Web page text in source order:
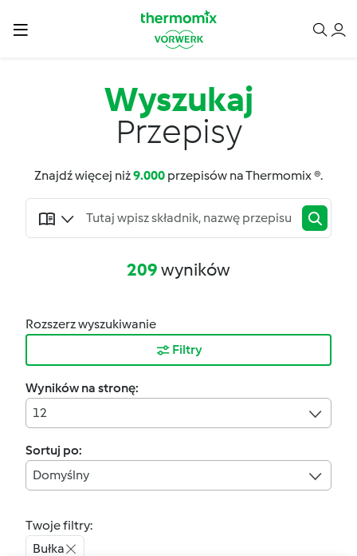
Wyszukaj
Przepisy
Znajdź więcej niż9.000 przepisów na Thermomix ®.
209wyników
Rozszerz wyszukiwanie
Filtry
Wyników na stronę:
12
Sortuj po:
Domyślny
Twoje filtry:
Bułka